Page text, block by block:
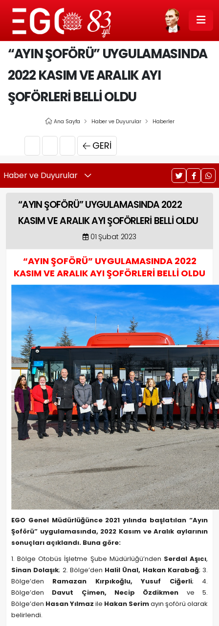
“AYIN ŞOFÖRÜ” UYGULAMASINDA
2022 KASIM VE ARALIK AYI
ŞOFÖRLERİ BELLİ OLDU
Ana Sayfa Haber ve Duyurular Haberler
GERI
Haber ve Duyurular
“AYIN ŞOFÖRÜ” UYGULAMASINDA 2022
KASIM VE ARALIK AYI ŞOFÖRLERİ BELLİ OLDU
01 Şubat 2023
“AYIN ŞOFÖRÜ” UYGULAMASINDA 2022
KASIM VE ARALIK AYI ŞOFÖRLERİ BELLİ OLDU
EGO Genel Müdürlüğünce 2021 yılında başlatılan “Ayın
Şoförü” uygulamasında, 2022 Kasım ve Aralık aylarının
sonuçları açıklandı. Buna göre:
1. Bölge Otobüs İşletme Şube Müdürlüğü’nden Serdal Aşıcı,
Sinan Dolaşık; 2. Bölge’den Halil Ünal, Hakan Karabağ; 3.
Bölge’den Ramazan Kırpıkoğlu, Yusuf Ciğerli; 4.
Bölge’den Davut Çimen, Necip Özdikmen ve 5.
Bölge’den Hasan Yılmaz ile Hakan Serimayın şoförü olarak
belirlendi.